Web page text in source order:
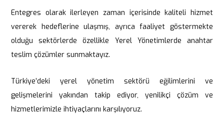
Entegres olarak ilerleyen zaman içerisinde kaliteli hizmet
vererek hedeflerine ulaşmış, ayrıca faaliyet göstermekte
olduğu sektörlerde özellikle Yerel Yönetimlerde anahtar
teslim çözümler sunmaktayız.
Türkiye’deki yerel yönetim sektörü eğilimlerini ve
gelişmelerini yakından takip ediyor, yenilikçi çözüm ve
hizmetlerimizle ihtiyaçlarını karşılıyoruz.